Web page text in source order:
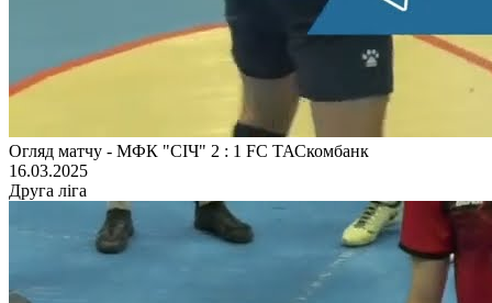
Огляд матчу - МФК "СІЧ" 2 : 1 FC ТАСкомбанк
16.03.2025
Друга ліга